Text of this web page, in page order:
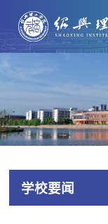
学校要闻